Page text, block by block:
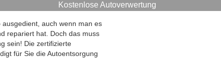
Kostenlose Autoverwertung
auch wenn man es
repariert hat. Doch das muss
sein! Die zertifizierte
für Sie die Autoentsorgung